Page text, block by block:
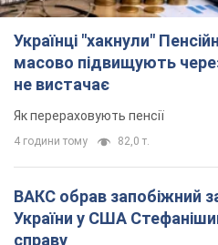
Українці "хакнули"
масово підвищують
не вистачає
Як перераховують пенсії
4 години тому 82,0 т.
ВАКС обрав запобіжний захід експосолці
України у США Стефанішиній: що відомо про
справу